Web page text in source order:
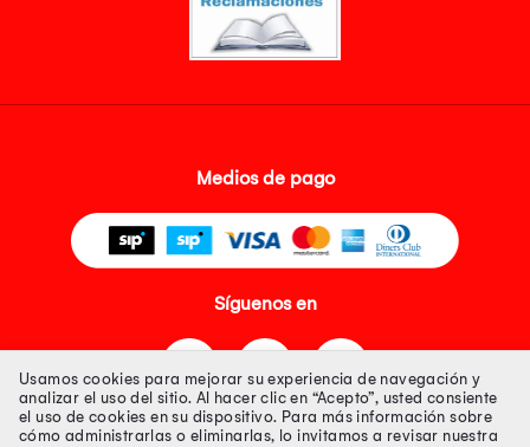
Medios de pago
Síguenos en
Usamos cookies para mejorar su experiencia de navegación y
analizar el uso del sitio. Al hacer clic en “Acepto”, usted consiente
el uso de cookies en su dispositivo. Para más información sobre
cómo administrarlas o eliminarlas, lo invitamos a revisar nuestra